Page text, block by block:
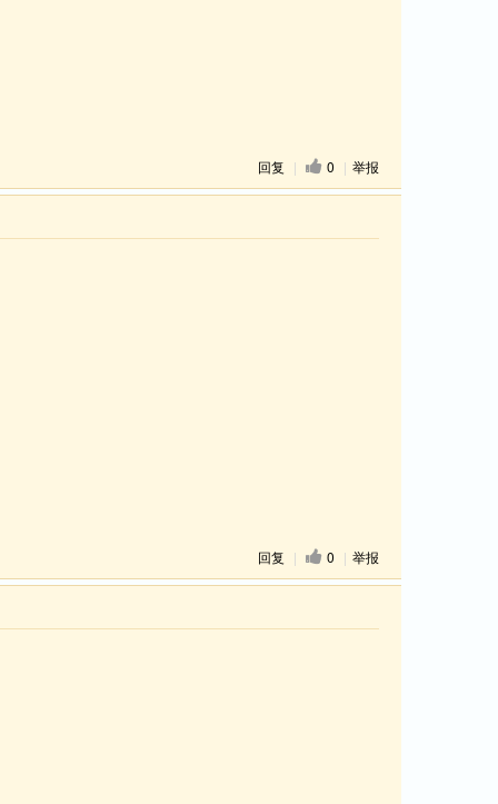
回复 | 0 | 举报
回复 | 0 | 举报